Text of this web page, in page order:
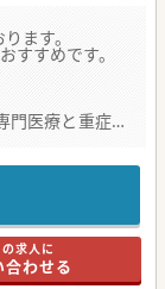
ます。
すすめです。
門医療と重症心
厚生が充実して
すめです。
の求人に
合わせる